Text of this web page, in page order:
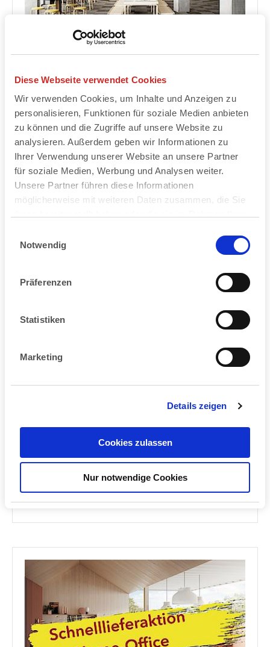
Diese Webseite verwendet Cookies
Wir verwenden Cookies, um Inhalte und Anzeigen zu
personalisieren, Funktionen für soziale Medien anbieten
zu können und die Zugriffe auf unsere Website zu
analysieren. Außerdem geben wir Informationen zu
Ihrer Verwendung unserer Website an unsere Partner
für soziale Medien, Werbung und Analysen weiter.
Unsere Partner führen diese Informationen
möglicherweise mit weiteren Daten zusammen, die Sie
Notwendig
Präferenzen
Statistiken
Marketing
Details zeigen
Cookies zulassen
Nur notwendige Cookies
Nachhaltige Bodenbeläge
ege - Von Flaschen zur
Fliesenrückseite
weiterlesen
Hygieneprodukte für Ihr Büro
kurzfristig lieferbar!
weiterlesen